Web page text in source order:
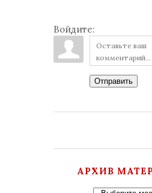
Войдите:
Отправить
АРХИВ